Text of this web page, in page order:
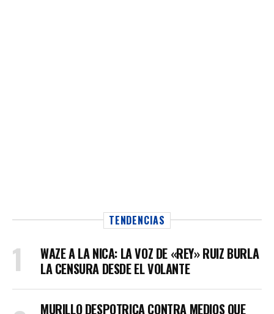
TENDENCIAS
WAZE A LA NICA: LA VOZ DE «REY» RUIZ BURLA
LA CENSURA DESDE EL VOLANTE
MURILLO DESPOTRICA CONTRA MEDIOS QUE